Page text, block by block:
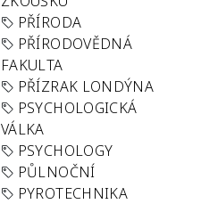
PŘÍRODA
PŘÍRODOVĚDNÁ
FAKULTA
PŘÍZRAK LONDÝNA
PSYCHOLOGICKÁ
VÁLKA
PSYCHOLOGY
PŮLNOČNÍ
PYROTECHNIKA